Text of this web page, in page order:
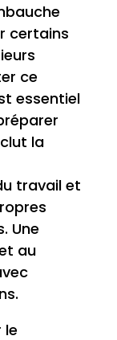
certains
ce
essentiel
la
travail et
Une
au
le